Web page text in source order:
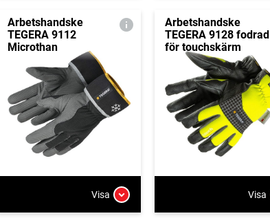
Arbetshandske
TEGERA 9112
Microthan
Visa
Arbetshandske
TEGERA 9128 fodrad
för touchskärm
Visa